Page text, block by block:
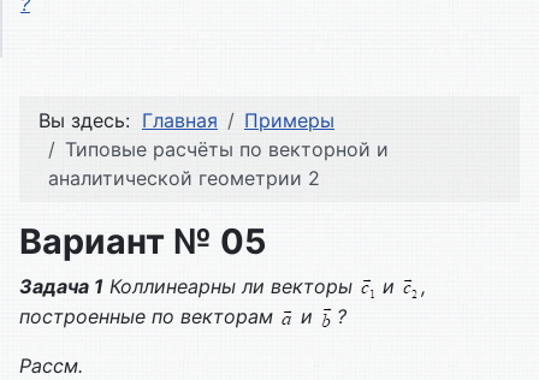
Вы здесь: Главная
Примеры
Типовые расчёты по векторной и
аналитической геометрии 2
Вариант № 05
Задача 1 Коллинеарны ли векторы и
,
построенные по векторам
и ?
Рассм.